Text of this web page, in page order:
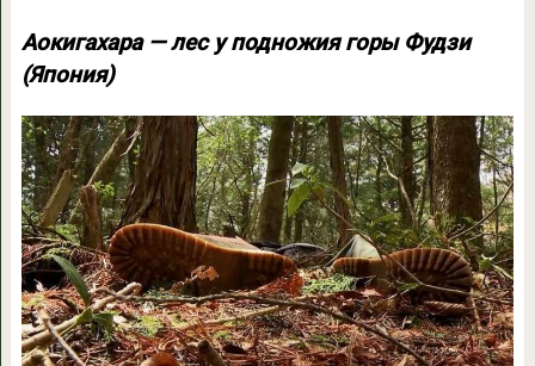
Аокигахара — лес у подножия горы Фудзи
(Япония)